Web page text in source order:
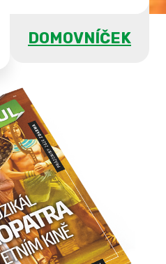
DOMOVNÍČEK